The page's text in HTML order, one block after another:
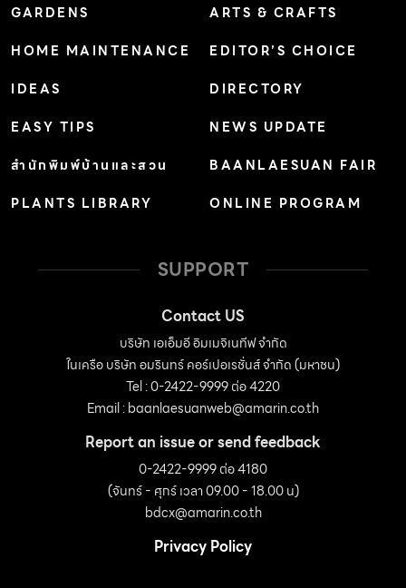
ด้านออกแบบให้มีช่องโล่งเหนือสวนหย่อม และที่ผนังส่วน
หน้า(ด้านที่หันออกสู่มหาสมุทร)เกือบตลอดแนวได้เจาะช่อง
ปรับระดับได้ เมื่อเปิดบานเกล็ด กระแสลมก็จะพัดเข้าสู่ห้องโถง
แล้วกระจายออกไปยังช่องโล่งเหนือสวนหย่อม ส่วนห้องนอน
ติดตั้งเครื่องปรับอากาศรองรับไว้แล้ว ฉะนั้นทุกมุมภายในบ้าน
นี้ตกแต่งด้วยโทนสีขาวนวลเกือบทั้งหลัง ยกเว้นบริเวณส่วน
จากส่วนอื่นๆ และเนื่องจากบ้านตั้งอยู่ใกล้มหาสมุทร จึงจำเป็น
อย่างยิ่งที่จะต้องเลือกวัสดุที่ทนต่อละอองไอเค็ม โดยหลีกเลี่ยง
การใช้วัสดุที่เป็นเหล็กให้มากที่สุด และเน้นใช้วัสดุธรรมชาติ
อาทิ ไม้ หิน พื้นหินขัด หรือผนังปูนทาสี ซึ่งอาจดูเก่าได้ตามกาล
นอกจากนี้ยังเลือกใช้เฟอร์นิเจอร์ลอยตัวสไตล์ดัตช์โคโลเนียล
ทาสีเข้มหรือสีธรรมชาติมาตกแต่ง เพื่อให้บ้านดูงดงามและน่า
สนใจ “แอมบาลามา”( Ambalama) […]
GARDENS
HOME MAINTENANCE
IDEAS
EASY TIPS
สำนักพิมพ์บ้านและสวน
PLANTS LIBRARY
ARTS & CRAFTS
EDITOR’S CHOICE
DIRECTORY
NEWS UPDATE
BAANLAESUAN FAIR
ONLINE PROGRAM
SUPPORT
Contact US
บริษัท เอเอ็มอี อิมเมจิเนทีฟ จำกัด
ในเครือ บริษัท อมรินทร์ คอร์เปอเรชั่นส์ จำกัด (มหาชน)
Tel : 0-2422-9999 ต่อ 4220
Email :baanlaesuanweb@amarin.co.th
Report an issue or send feedback
0-2422-9999 ต่อ 4180
(จันทร์ - ศุกร์ เวลา 09.00 - 18.00 น)
bdcx@amarin.co.th
Privacy Policy